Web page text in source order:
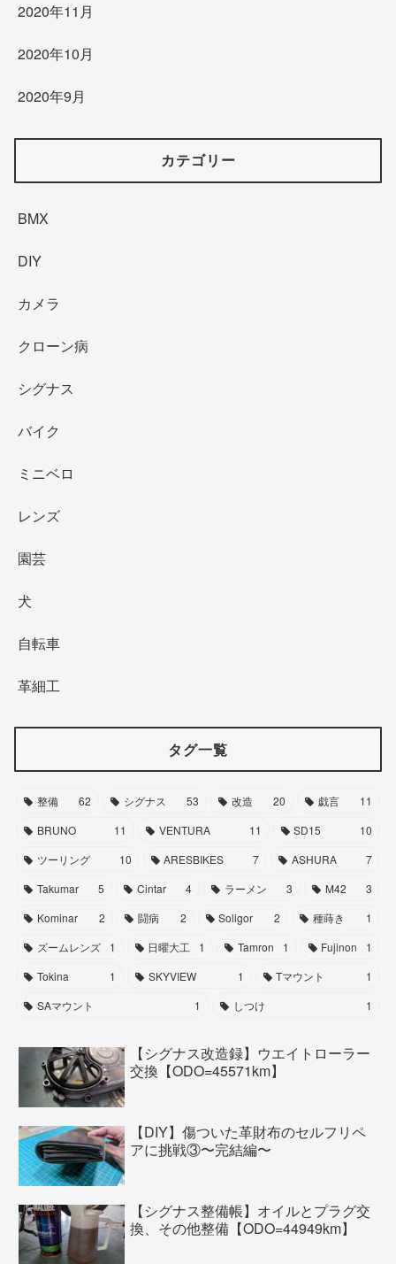
2020年11月
2020年10月
2020年9月
カテゴリー
BMX
DIY
カメラ
クローン病
シグナス
バイク
ミニベロ
レンズ
園芸
犬
自転車
革細工
タグ一覧
整備 62 シグナス 53 改造 20 戯言
11
BRUNO
11 VENTURA 11 SD15
10
ツーリング
10 ARESBIKES 7 ASHURA
7
Takumar
5 Cintar 4 ラーメン 3 M42
3
Kominar
2 闘病 2 Soligor 2 種蒔き
1
ズームレンズ
1 日曜大工 1 Tamron 1 Fujinon
1
Tokina
1 SKYVIEW 1 Tマウント
1
SAマウント
1 しつけ 1
【シグナス改造録】ウエイトローラー
交換【ODO=45571km】
【DIY】傷ついた革財布のセルフリペ
アに挑戦③〜完結編〜
【シグナス整備帳】オイルとプラグ交
換、その他整備【ODO=44949km】